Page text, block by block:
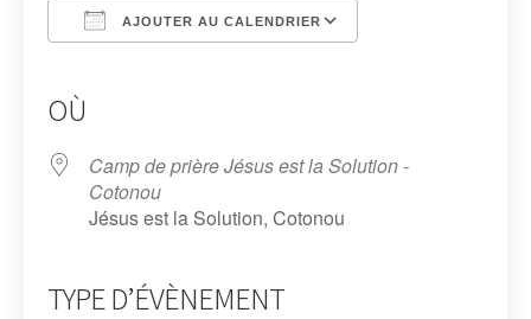
AJOUTER AU CALENDRIER
OÙ
Camp de prière Jésus est la Solution -
Cotonou
Jésus est la Solution, Cotonou
TYPE D’ÉVÈNEMENT